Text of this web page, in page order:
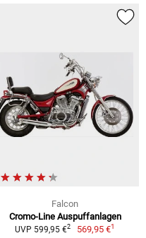
Falcon
Cromo-Line Auspuffanlagen
UVP 599,95 €2 569,95 €1